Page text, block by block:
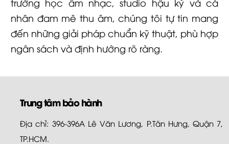
nhân đam mê thu âm, chúng tôi tự tin mang
đến những giải pháp chuẩn kỹ thuật, phù hợp
ngân sách và định hướng rõ ràng.
Trung tâm bảo hành
Địa chỉ: 396-396A Lê Văn Lương, P.Tân Hưng, Quận 7,
TP.HCM.